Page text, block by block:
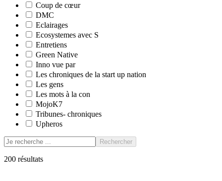
Coup de cœur
DMC
Eclairages
Ecosystemes avec S
Entretiens
Green Native
Inno vue par
Les chroniques de la start up nation
Les gens
Les mots à la con
MojoK7
Tribunes- chroniques
Upheros
Rechercher
200 résultats